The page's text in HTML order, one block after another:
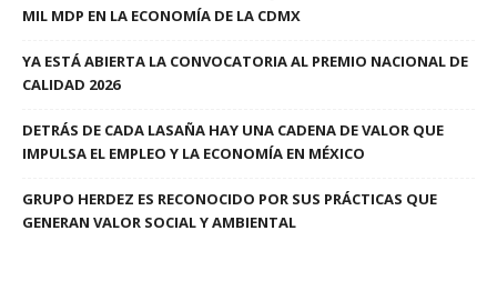
MIL MDP EN LA ECONOMÍA DE LA CDMX
YA ESTÁ ABIERTA LA CONVOCATORIA AL PREMIO NACIONAL DE
CALIDAD 2026
DETRÁS DE CADA LASAÑA HAY UNA CADENA DE VALOR QUE
IMPULSA EL EMPLEO Y LA ECONOMÍA EN MÉXICO
GRUPO HERDEZ ES RECONOCIDO POR SUS PRÁCTICAS QUE
GENERAN VALOR SOCIAL Y AMBIENTAL